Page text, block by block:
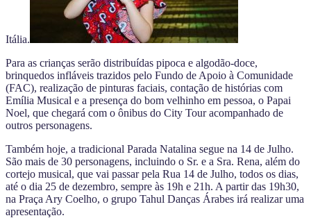
Itália.
Para as crianças serão distribuídas pipoca e algodão-doce,
brinquedos infláveis trazidos pelo Fundo de Apoio à Comunidade
(FAC), realização de pinturas faciais, contação de histórias com
Emília Musical e a presença do bom velhinho em pessoa, o Papai
Noel, que chegará com o ônibus do City Tour acompanhado de
outros personagens.
Também hoje, a tradicional Parada Natalina segue na 14 de Julho.
São mais de 30 personagens, incluindo o Sr. e a Sra. Rena, além do
cortejo musical, que vai passar pela Rua 14 de Julho, todos os dias,
até o dia 25 de dezembro, sempre às 19h e 21h. A partir das 19h30,
na Praça Ary Coelho, o grupo Tahul Danças Árabes irá realizar uma
apresentação.